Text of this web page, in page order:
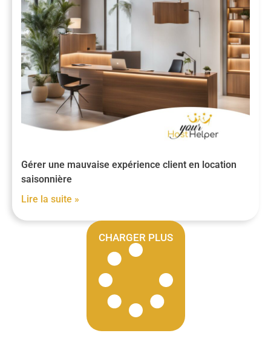
Gérer une mauvaise expérience client en location
saisonnière
Lire la suite »
CHARGER PLUS